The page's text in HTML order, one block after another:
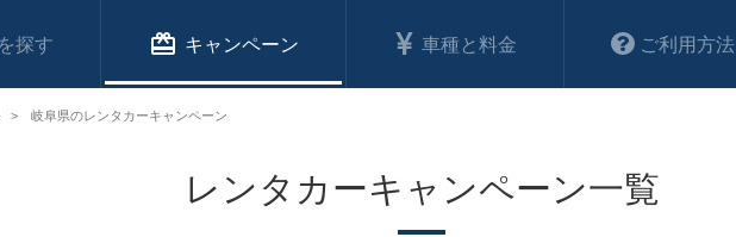
キャンペーン 車種と料金 ご利用方法
レンタカーキャンペーン一覧
岐阜県のレンタカーキャンペーン